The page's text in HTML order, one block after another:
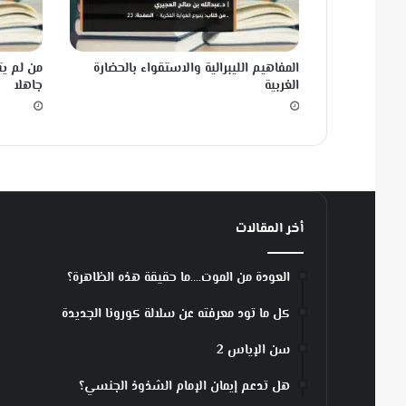
ا
ج
م
ت
م
س
حً
المفاهيم الليبرالية والاستقواء بالحضارة
الغربية
من لم
جاهلا
أخر المقالات
العودة من الموت….ما حقيقة هذه الظاهرة؟
كل ما تود معرفته عن سلالة كورونا الجديدة
سن الإياس 2
هل تدعم إيمان الإمام الشذوذ الجنسي؟